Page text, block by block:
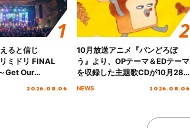
ると信じ
ミドリ FINAL
Get Our
2026.08.06
10月放送アニメ『パンどろぼ
う』より、OPテーマ＆EDテーマ
を収録した主題歌CDが10月28
NEWS 2026.08.06